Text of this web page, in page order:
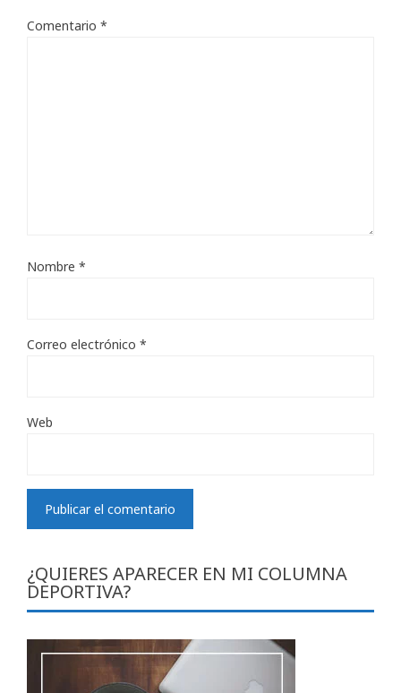
Comentario *
Nombre *
Correo electrónico *
Web
¿QUIERES APARECER EN MI COLUMNA
DEPORTIVA?